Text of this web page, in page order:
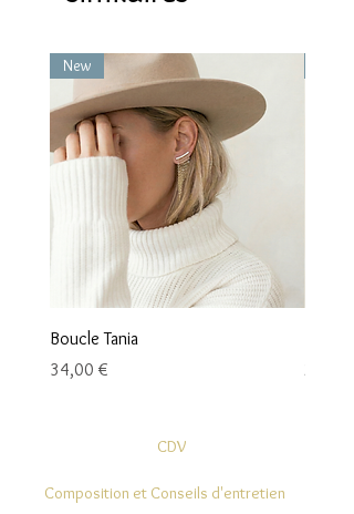
New
Boucle Tania
Prix
34,00 € 28,00 €
CDV
Composition et Conseils d'entretien